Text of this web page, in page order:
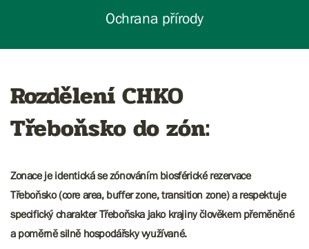
Ochrana přírody
Rozdělení CHKO
Třeboňsko do zón:
Zonace je identická se zónováním biosférické rezervace
Třeboňsko (core area, buffer zone, transition zone) a respektuje
specifický charakter Třeboňska jako krajiny člověkem přeměněné
a poměrně silně hospodářsky využívané.